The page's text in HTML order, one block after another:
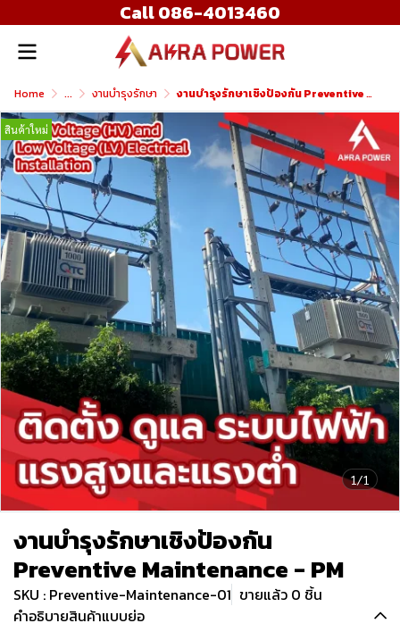
Call 086-4013460
Home ... งานบำรุงรักษา งานบำรุงรักษาเชิงป้องกัน Preventive Maintenance - PM
1/1
สินค้าใหม่
งานบำรุงรักษาเชิงป้องกัน
Preventive Maintenance - PM
SKU : Preventive-Maintenance-01 ขายแล้ว 0 ชิ้น
คำอธิบายสินค้าแบบย่อ